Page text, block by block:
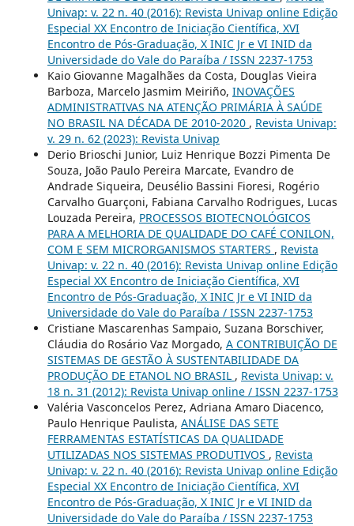
Univap: v. 22 n. 40 (2016): Revista Univap online Edição
Especial XX Encontro de Iniciação Científica, XVI
Encontro de Pós-Graduação, X INIC Jr e VI INID da
Universidade do Vale do Paraíba / ISSN 2237-1753
Kaio Giovanne Magalhães da Costa, Douglas Vieira
Barboza, Marcelo Jasmim Meiriño, INOVAÇÕES
ADMINISTRATIVAS NA ATENÇÃO PRIMÁRIA À SAÚDE
NO BRASIL NA DÉCADA DE 2010-2020 , Revista Univap:
v. 29 n. 62 (2023): Revista Univap
Derio Brioschi Junior, Luiz Henrique Bozzi Pimenta De
Souza, João Paulo Pereira Marcate, Evandro de
Andrade Siqueira, Deusélio Bassini Fioresi, Rogério
Carvalho Guarçoni, Fabiana Carvalho Rodrigues, Lucas
Louzada Pereira, PROCESSOS BIOTECNOLÓGICOS
PARA A MELHORIA DE QUALIDADE DO CAFÉ CONILON,
COM E SEM MICRORGANISMOS STARTERS , Revista
Univap: v. 22 n. 40 (2016): Revista Univap online Edição
Especial XX Encontro de Iniciação Científica, XVI
Encontro de Pós-Graduação, X INIC Jr e VI INID da
Universidade do Vale do Paraíba / ISSN 2237-1753
Cristiane Mascarenhas Sampaio, Suzana Borschiver,
Cláudia do Rosário Vaz Morgado, A CONTRIBUIÇÃO DE
SISTEMAS DE GESTÃO À SUSTENTABILIDADE DA
PRODUÇÃO DE ETANOL NO BRASIL , Revista Univap: v.
18 n. 31 (2012): Revista Univap online / ISSN 2237-1753
Valéria Vasconcelos Perez, Adriana Amaro Diacenco,
Paulo Henrique Paulista, ANÁLISE DAS SETE
FERRAMENTAS ESTATÍSTICAS DA QUALIDADE
UTILIZADAS NOS SISTEMAS PRODUTIVOS , Revista
Univap: v. 22 n. 40 (2016): Revista Univap online Edição
Especial XX Encontro de Iniciação Científica, XVI
Encontro de Pós-Graduação, X INIC Jr e VI INID da
Universidade do Vale do Paraíba / ISSN 2237-1753